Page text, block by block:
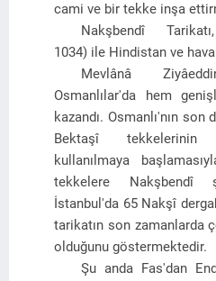
cami ve bir tekke inşa
Nakşbendî
1034) ile Hindistan ve
Mevlânâ
Osmanlılar'da hem
kazandı. Osmanlı'nın
Bektaşî tekkelerinin
kullanılmaya
tekkelere Nakşbendî
İstanbul'da 65 Nakşî
tarikatın son zamanlarda
olduğunu göstermektedir.
Şu anda Fas'dan